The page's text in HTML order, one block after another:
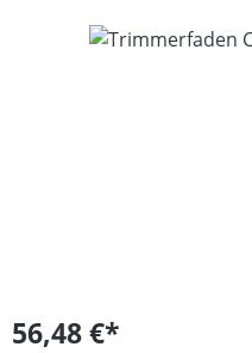
Bildergalerie überspringen
56,48 €*